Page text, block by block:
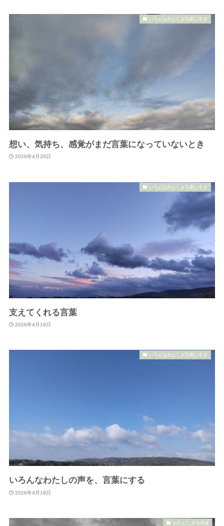
いろんなわたしを言葉にする
想い、気持ち、感覚がまだ言葉になっていないとき
2026年4月20日
いろんなわたしを言葉にする
支えてくれる言葉
2026年4月19日
いろんなわたしを言葉にする
いろんなわたしの声を、言葉にする
2026年4月18日
わたしに戻る感覚